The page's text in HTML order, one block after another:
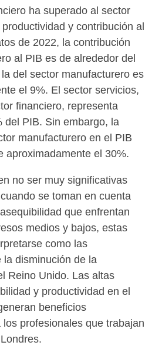
ha superado al sector
y contribución al
de 2022, la contribución
al PIB es de alrededor del
del sector manufacturero es
el 9%. El sector servicios,
financiero, representa
del PIB. Sin embargo, la
manufacturero en el PIB
aproximadamente el 30%.
no ser muy significativas
se toman en cuenta
que enfrentan
medios y bajos, estas
como las
la disminución de la
Reino Unido. Las altas
y productividad en el
beneficios
profesionales que trabajan